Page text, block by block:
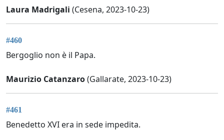
Laura Madrigali (Cesena, 2023-10-23)
#460
Bergoglio non è il Papa.
Maurizio Catanzaro(Gallarate, 2023-10-23)
#461
Benedetto XVI era in sede impedita.